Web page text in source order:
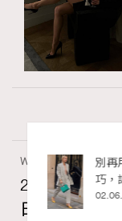
Wellness
2026年8月每
日】